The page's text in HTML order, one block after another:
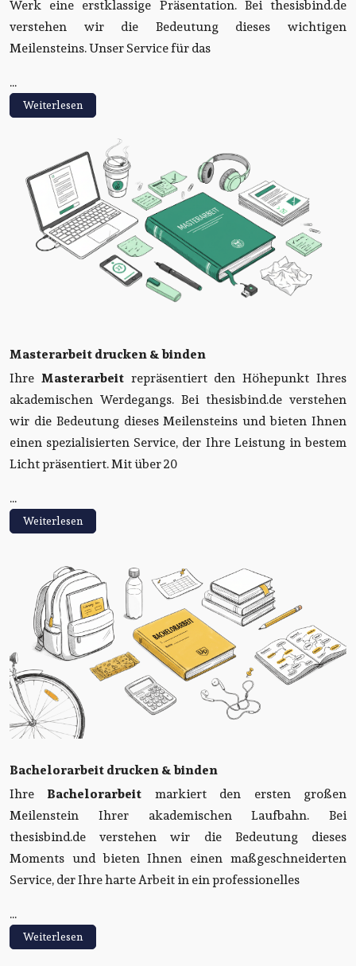
Werk eine erstklassige Präsentation. Bei thesisbind.de
verstehen wir die Bedeutung dieses wichtigen
Meilensteins. Unser Service für das
...
Weiterlesen
Masterarbeit drucken & binden
Ihre Masterarbeitrepräsentiert den Höhepunkt Ihres
akademischen Werdegangs. Bei thesisbind.de verstehen
wir die Bedeutung dieses Meilensteins und bieten Ihnen
einen spezialisierten Service, der Ihre Leistung in bestem
Licht präsentiert. Mit über 20
...
Weiterlesen
Bachelorarbeit drucken & binden
Ihre Bachelorarbeit markiert den ersten großen
Meilenstein Ihrer akademischen Laufbahn. Bei
thesisbind.de verstehen wir die Bedeutung dieses
Moments und bieten Ihnen einen maßgeschneiderten
Service, der Ihre harte Arbeit in ein professionelles
...
Weiterlesen